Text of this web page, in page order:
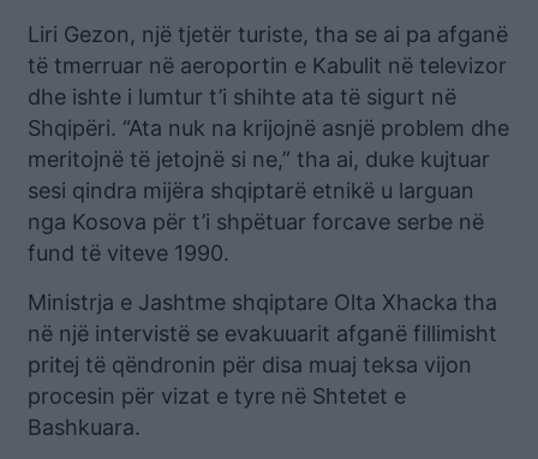
Liri Gezon, një tjetër turiste, tha se ai pa afganë
të tmerruar në aeroportin e Kabulit në televizor
dhe ishte i lumtur t’i shihte ata të sigurt në
Shqipëri. “Ata nuk na krijojnë asnjë problem dhe
meritojnë të jetojnë si ne,” tha ai, duke kujtuar
sesi qindra mijëra shqiptarë etnikë u larguan
nga Kosova për t’i shpëtuar forcave serbe në
fund të viteve 1990.
Ministrja e Jashtme shqiptare Olta Xhacka tha
në një intervistë se evakuuarit afganë fillimisht
pritej të qëndronin për disa muaj teksa vijon
procesin për vizat e tyre në Shtetet e
Bashkuara.